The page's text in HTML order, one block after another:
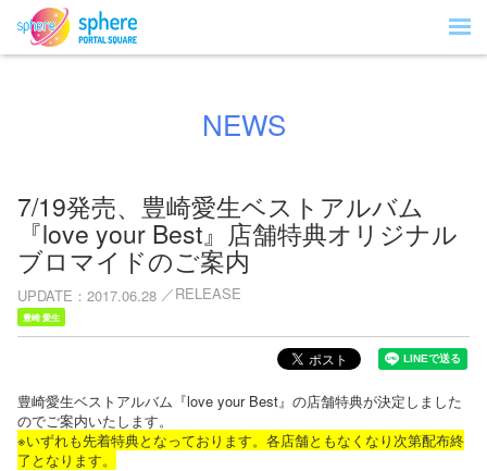
NEWS
7/19発売、豊崎愛生ベストアルバム
『love your Best』店舗特典オリジナル
ブロマイドのご案内
UPDATE 2017.06.28 RELEASE
豊崎 愛生
豊崎愛生ベストアルバム『love your Best』の店舗特典が決定しました
のでご案内いたします。
※いずれも先着特典となっております。各店舗ともなくなり次第配布終
了となります。